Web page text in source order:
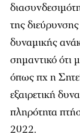
της
δυναμικής
σημαντικό ότι
όπως πχ η
εξαιρετική
πληρότητα
2022.